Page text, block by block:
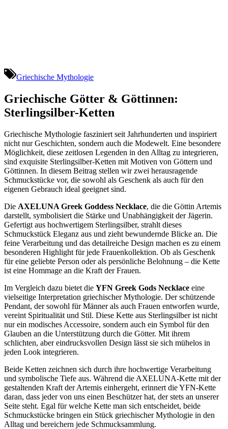
Griechische Mythologie
Griechische Götter & Göttinnen:
Sterlingsilber-Ketten
Griechische Mythologie fasziniert seit Jahrhunderten und inspiriert
nicht nur Geschichten, sondern auch die Modewelt. Eine besondere
Möglichkeit, diese zeitlosen Legenden in den Alltag zu integrieren,
sind exquisite Sterlingsilber-Ketten mit Motiven von Göttern und
Göttinnen. In diesem Beitrag stellen wir zwei herausragende
Schmuckstücke vor, die sowohl als Geschenk als auch für den
eigenen Gebrauch ideal geeignet sind.
Die AXELUNA Greek Goddess Necklace, die die Göttin Artemis
darstellt, symbolisiert die Stärke und Unabhängigkeit der Jägerin.
Gefertigt aus hochwertigem Sterlingsilber, strahlt dieses
Schmuckstück Eleganz aus und zieht bewundernde Blicke an. Die
feine Verarbeitung und das detailreiche Design machen es zu einem
besonderen Highlight für jede Frauenkollektion. Ob als Geschenk
für eine geliebte Person oder als persönliche Belohnung – die Kette
ist eine Hommage an die Kraft der Frauen.
Im Vergleich dazu bietet die YFN Greek Gods Necklace eine
vielseitige Interpretation griechischer Mythologie. Der schützende
Pendant, der sowohl für Männer als auch Frauen entworfen wurde,
vereint Spiritualität und Stil. Diese Kette aus Sterlingsilber ist nicht
nur ein modisches Accessoire, sondern auch ein Symbol für den
Glauben an die Unterstützung durch die Götter. Mit ihrem
schlichten, aber eindrucksvollen Design lässt sie sich mühelos in
jeden Look integrieren.
Beide Ketten zeichnen sich durch ihre hochwertige Verarbeitung
und symbolische Tiefe aus. Während die AXELUNA-Kette mit der
gestaltenden Kraft der Artemis einhergeht, erinnert die YFN-Kette
daran, dass jeder von uns einen Beschützer hat, der stets an unserer
Seite steht. Egal für welche Kette man sich entscheidet, beide
Schmuckstücke bringen ein Stück griechischer Mythologie in den
Alltag und bereichern jede Schmucksammlung.